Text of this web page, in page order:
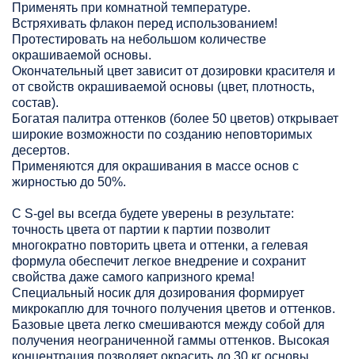
Применять при комнатной температуре.
Встряхивать флакон перед использованием!
Протестировать на небольшом количестве
окрашиваемой основы.
Окончательный цвет зависит от дозировки красителя и
от свойств окрашиваемой основы (цвет, плотность,
состав).
Богатая палитра оттенков (более 50 цветов) открывает
широкие возможности по созданию неповторимых
десертов.
Применяются для окрашивания в массе основ с
жирностью до 50%.
С S-gel вы всегда будете уверены в результате:
точность цвета от партии к партии позволит
многократно повторить цвета и оттенки, а гелевая
формула обеспечит легкое внедрение и сохранит
свойства даже самого капризного крема!
Специальный носик для дозирования формирует
микрокаплю для точного получения цветов и оттенков.
Базовые цвета легко смешиваются между собой для
получения неограниченной гаммы оттенков. Высокая